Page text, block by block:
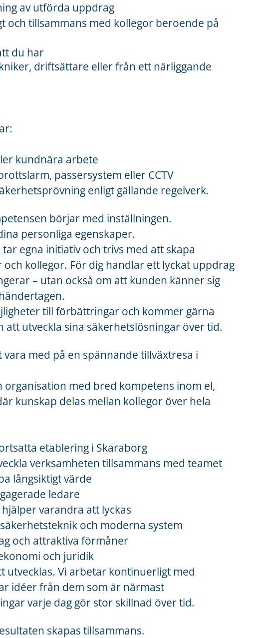
av utförda uppdrag
och tillsammans med kollegor beroende på
du har
driftsättare eller från ett närliggande
kundnära arbete
passersystem eller CCTV
enligt gällande regelverk.
börjar med inställningen.
personliga egenskaper.
egna initiativ och trivs med att skapa
kollegor. För dig handlar ett lyckat uppdrag
– utan också om att kunden känner sig
till förbättringar och kommer gärna
utveckla sina säkerhetslösningar över tid.
med på en spännande tillväxtresa i
organisation med bred kompetens inom el,
kunskap delas mellan kollegor över hela
etablering i Skaraborg
verksamheten tillsammans med teamet
långsiktigt värde
ledare
varandra att lyckas
och moderna system
och attraktiva förmåner
och juridik
utvecklas. Vi arbetar kontinuerligt med
idéer från dem som är närmast
varje dag gör stor skillnad över tid.
skapas tillsammans.